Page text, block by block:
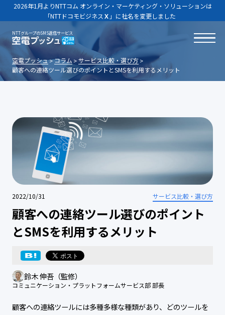
2026年1月よりNTTコム オンライン・マーケティング・ソリューションは
「NTTドコモビジネス Ｘ 」に社名を変更しました
NTTグループのSMS送信サービス
空電プッシュ コラム
サービス比較・選び方
顧客への連絡ツール選びのポイントとSMSを利用するメリット
2022/10/31 サービス比較・選び方
顧客への連絡ツール選びのポイント
とSMSを利用するメリット
鈴木 伸吾（監修）
コミュニケーション・プラットフォームサービス部 部長
顧客への連絡ツールには多種多様な種類があり、どのツールを